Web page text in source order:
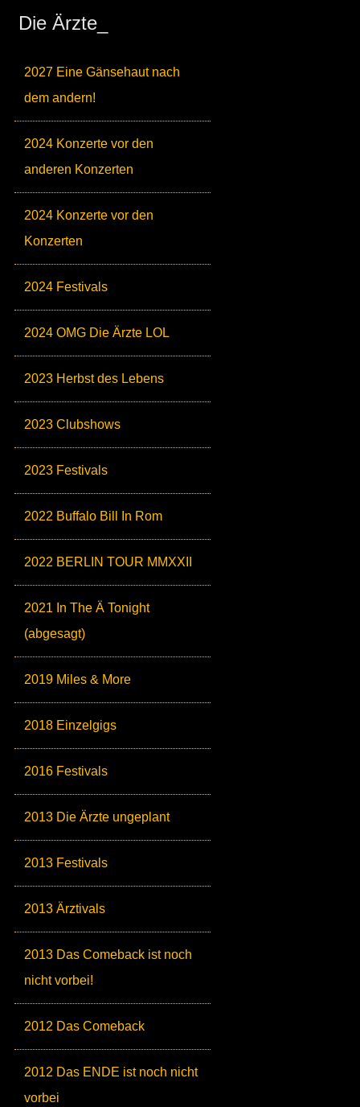
Die Ärzte_
2027 Eine Gänsehaut nach
dem andern!
2024 Konzerte vor den
anderen Konzerten
2024 Konzerte vor den
Konzerten
2024 Festivals
2024 OMG Die Ärzte LOL
2023 Herbst des Lebens
2023 Clubshows
2023 Festivals
2022 Buffalo Bill In Rom
2022 BERLIN TOUR MMXXII
2021 In The Ä Tonight
(abgesagt)
2019 Miles & More
2018 Einzelgigs
2016 Festivals
2013 Die Ärzte ungeplant
2013 Festivals
2013 Ärztivals
2013 Das Comeback ist noch
nicht vorbei!
2012 Das Comeback
2012 Das ENDE ist noch nicht
vorbei